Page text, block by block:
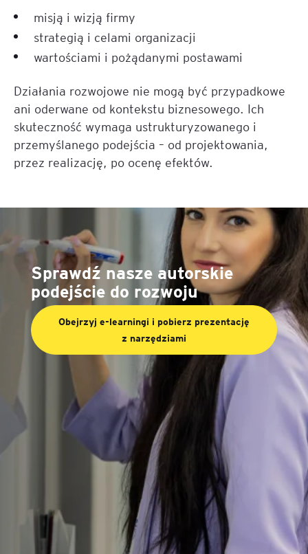
misją i wizją firmy
strategią i celami organizacji
wartościami i pożądanymi postawami
Działania rozwojowe nie mogą być przypadkowe
ani oderwane od kontekstu biznesowego. Ich
skuteczność wymaga ustrukturyzowanego i
przemyślanego podejścia – od projektowania,
przez realizację, po ocenę efektów.
Sprawdź nasze autorskie
podejście do rozwoju
Obejrzyj e-learningi i pobierz prezentację
z narzędziami